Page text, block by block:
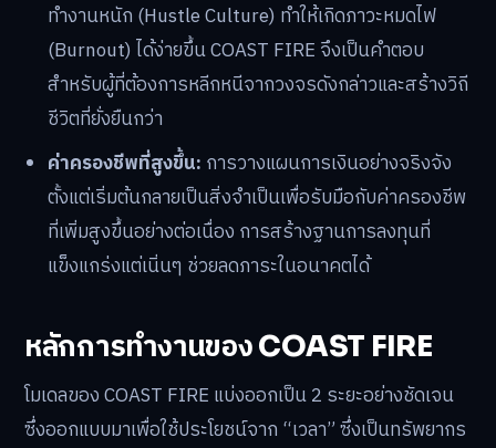
ทำงานหนัก (Hustle Culture) ทำให้เกิดภาวะหมดไฟ
(Burnout) ได้ง่ายขึ้น COAST FIRE จึงเป็นคำตอบ
สำหรับผู้ที่ต้องการหลีกหนีจากวงจรดังกล่าวและสร้างวิถี
ชีวิตที่ยั่งยืนกว่า
ค่าครองชีพที่สูงขึ้น: การวางแผนการเงินอย่างจริงจัง
ตั้งแต่เริ่มต้นกลายเป็นสิ่งจำเป็นเพื่อรับมือกับค่าครองชีพ
ที่เพิ่มสูงขึ้นอย่างต่อเนื่อง การสร้างฐานการลงทุนที่
แข็งแกร่งแต่เนิ่นๆ ช่วยลดภาระในอนาคตได้
หลักการทำงานของ COAST FIRE
โมเดลของ COAST FIRE แบ่งออกเป็น 2 ระยะอย่างชัดเจน
ซึ่งออกแบบมาเพื่อใช้ประโยชน์จาก “เวลา” ซึ่งเป็นทรัพยากร